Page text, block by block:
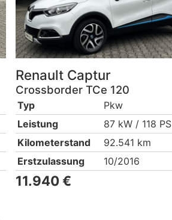
Renault Captur
Crossborder TCe 120
Typ
Pkw
Leistung
87 kW / 118 PS
Kilometerstand
92.541 km
Erstzulassung
10/2016
11.940 €